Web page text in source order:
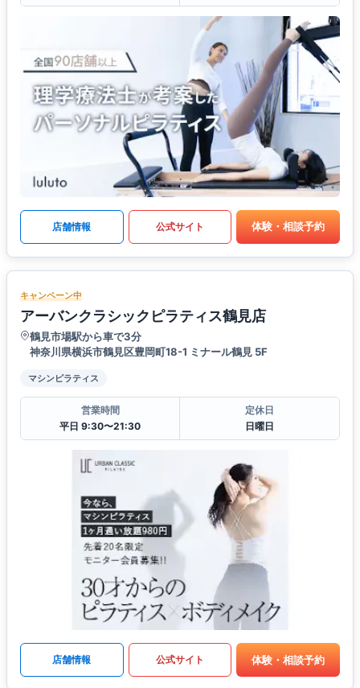
店舗情報 公式サイト 体験・相談予約
キャンペーン中
アーバンクラシックピラティス鶴見店
鶴見市場駅から車で3分
神奈川県横浜市鶴見区豊岡町18-1 ミナール鶴見 5F
マシンピラティス
営業時間
平日 9:30〜21:30
定休日
日曜日
店舗情報 公式サイト 体験・相談予約